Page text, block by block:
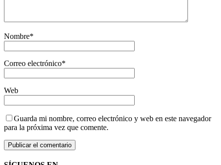
Nombre*
Correo electrónico*
Web
Guarda mi nombre, correo electrónico y web en este navegador
para la próxima vez que comente.